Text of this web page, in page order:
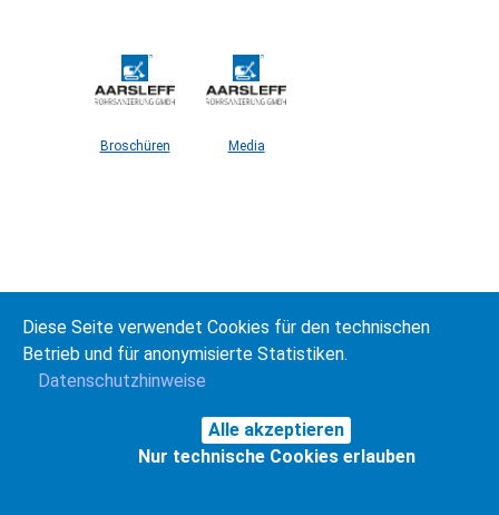
Diese Seite verwendet Cookies für den technischen
Betrieb und für anonymisierte Statistiken.
Datenschutzhinweise
Alle akzeptieren
Nur technische Cookies erlauben
Broschüren Media
© Deutsche Vereinigung für Wasserwirtschaft,
Datenschutz